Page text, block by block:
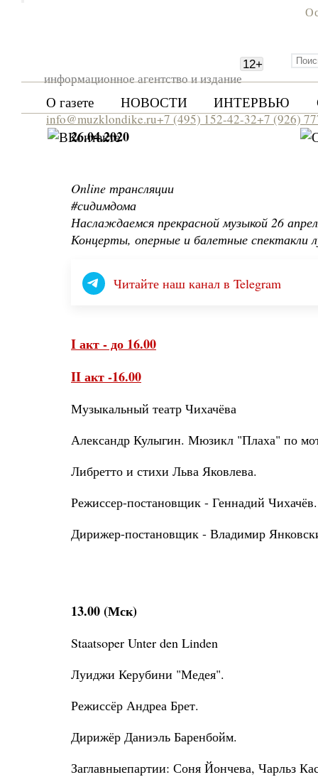
информационное агентство и издание
12+
О газете НОВОСТИ ИНТЕРВЬЮ
info@muzklondike.ru+7 (495) 152-42-32+7 (926)
26.04.2020
Online трансляции
#сидимдома
Наслаждаемся прекрасной музыкой 26
Концерты, оперные и балетные спектакли
Читайте наш канал в Telegram
I акт - до 16.00
II акт -16.00
Музыкальный театр Чихачёва
Александр Кулыгин. Мюзикл "Плаха" по
Либретто и стихи Льва Яковлева.
Режиссер-постановщик - Геннадий Чихачёв.
Дирижер-постановщик - Владимир
13.00 (Мск)
Staatsoper Unter den Linden
Луиджи Керубини "Медея".
Режиссёр Андреа Брет.
Дирижёр Даниэль Баренбойм.
Заглавныепартии: Соня Йончева, Чарльз